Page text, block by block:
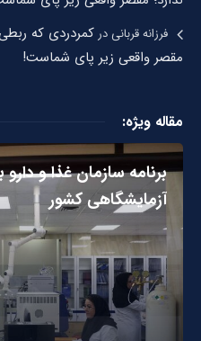
فرزانه قربانیدر کمردردی که
مقصر واقعی زیر پای شماست!
مقاله ویژه:
برنامه سازمان غذا و
آزمایشگاهی کشور